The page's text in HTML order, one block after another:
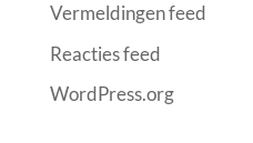
Vermeldingen feed
Reacties feed
WordPress.org